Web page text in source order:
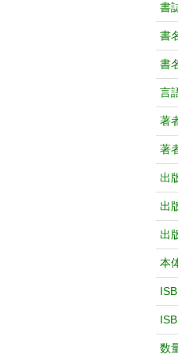
書
書
書
言
著
著
出
出
出
本
数